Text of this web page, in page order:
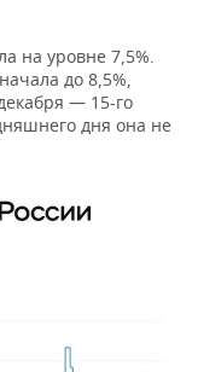
на уровне 7,5%.
до 8,5%,
— 15-го
дня она не